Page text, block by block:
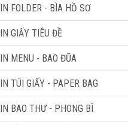
IN FOLDER - BÌA HỒ SƠ
IN GIẤY TIÊU ĐỀ
IN MENU - BAO ĐŨA
IN TÚI GIẤY - PAPER BAG
IN BAO THƯ - PHONG BÌ